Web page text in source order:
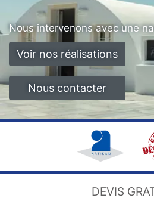
Nous intervenons avec une
Voir nos réalisations
Nous contacter
DEVIS